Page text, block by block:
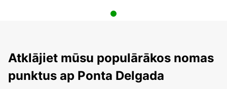
Atklājiet mūsu populārākos nomas
punktus ap Ponta Delgada